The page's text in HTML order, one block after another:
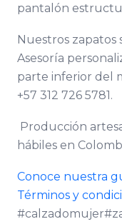
pantalón
Nuestros zapatos
Asesoría
parte inferior del
+57 312 726 5781.
Producción
hábiles en
Conoce nuestra
Términos y